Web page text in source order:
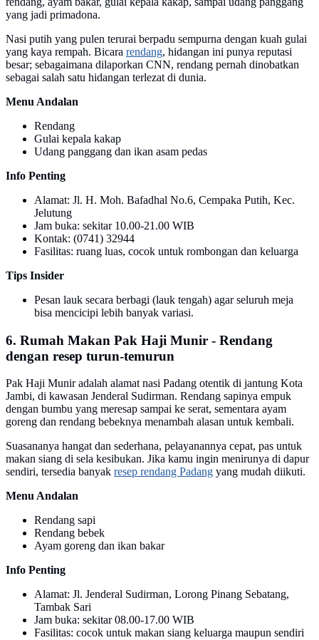
yang jadi primadona.
Nasi putih yang pulen terurai berpadu sempurna dengan kuah gulai
yang kaya rempah. Bicara rendang, hidangan ini punya reputasi
besar; sebagaimana dilaporkan CNN, rendang pernah dinobatkan
sebagai salah satu hidangan terlezat di dunia.
Menu Andalan
Rendang
Gulai kepala kakap
Udang panggang dan ikan asam pedas
Info Penting
Alamat: Jl. H. Moh. Bafadhal No.6, Cempaka Putih, Kec.
Jelutung
Jam buka: sekitar 10.00-21.00 WIB
Kontak: (0741) 32944
Fasilitas: ruang luas, cocok untuk rombongan dan keluarga
Tips Insider
Pesan lauk secara berbagi (lauk tengah) agar seluruh meja
bisa mencicipi lebih banyak variasi.
6. Rumah Makan Pak Haji Munir - Rendang
dengan resep turun-temurun
Pak Haji Munir adalah alamat nasi Padang otentik di jantung Kota
Jambi, di kawasan Jenderal Sudirman. Rendang sapinya empuk
dengan bumbu yang meresap sampai ke serat, sementara ayam
goreng dan rendang bebeknya menambah alasan untuk kembali.
Suasananya hangat dan sederhana, pelayanannya cepat, pas untuk
makan siang di sela kesibukan. Jika kamu ingin menirunya di dapur
sendiri, tersedia banyak resep rendang Padang yang mudah diikuti.
Menu Andalan
Rendang sapi
Rendang bebek
Ayam goreng dan ikan bakar
Info Penting
Alamat: Jl. Jenderal Sudirman, Lorong Pinang Sebatang,
Tambak Sari
Jam buka: sekitar 08.00-17.00 WIB
Fasilitas: cocok untuk makan siang keluarga maupun sendiri